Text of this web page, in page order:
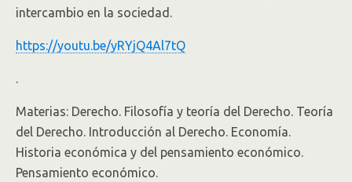
intercambio en la sociedad.
https://youtu.be/yRYjQ4Al7tQ
.
Materias: Derecho. Filosofía y teoría del Derecho. Teoría
del Derecho. Introducción al Derecho. Economía.
Historia económica y del pensamiento económico.
Pensamiento económico.